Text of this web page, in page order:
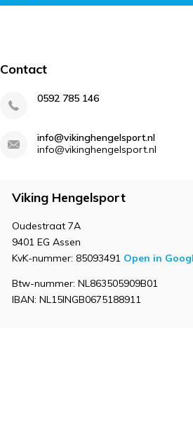
Contact
0592 785 146
info@vikinghengelsport.nl
info@vikinghengelsport.nl
Viking Hengelsport
Oudestraat 7A
9401 EG Assen
KvK-nummer: 85093491 Open in
Btw-nummer: NL863505909B01
IBAN: NL15INGB0675188911